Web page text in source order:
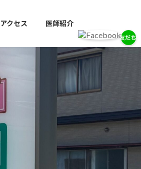
アクセス 医師紹介